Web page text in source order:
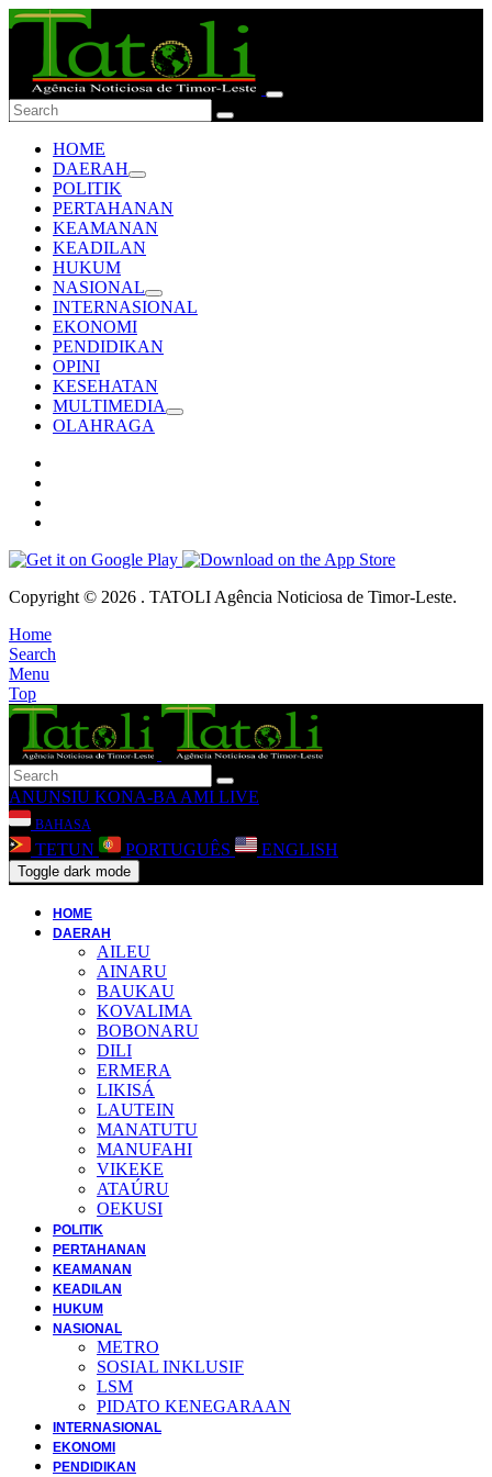
HOME
DAERAH
POLITIK
PERTAHANAN
KEAMANAN
KEADILAN
HUKUM
NASIONAL
INTERNASIONAL
EKONOMI
PENDIDIKAN
OPINI
KESEHATAN
MULTIMEDIA
OLAHRAGA
Copyright © 2026 . TATOLI Agência Noticiosa de Timor-Leste.
Home
Search
Menu
Top
ANUNSIU KONA-BA AMI LIVE
BAHASA
TETUN PORTUGUÊS ENGLISH
Toggle dark mode
HOME
DAERAH
AILEU
AINARU
BAUKAU
KOVALIMA
BOBONARU
DILI
ERMERA
LIKISÁ
LAUTEIN
MANATUTU
MANUFAHI
VIKEKE
ATAÚRU
OEKUSI
POLITIK
PERTAHANAN
KEAMANAN
KEADILAN
HUKUM
NASIONAL
METRO
SOSIAL INKLUSIF
LSM
PIDATO KENEGARAAN
INTERNASIONAL
EKONOMI
PENDIDIKAN